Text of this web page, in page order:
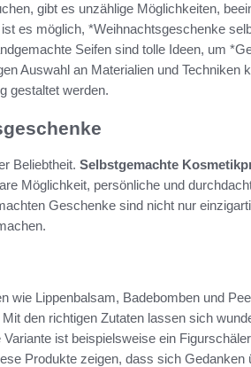
gibt es unzählige Möglichkeiten,
es möglich, *Weihnachtsgeschenke
Seifen sind tolle Ideen, um
Auswahl an Materialien und Techniken
gestaltet werden.
Beliebtheit. Selbstgemachte
Möglichkeit, persönliche und
Geschenke sind nicht nur
wie Lippenbalsam, Badebomben und
den richtigen Zutaten lassen sich
ist beispielsweise ein
Produkte zeigen, dass sich Gedanken